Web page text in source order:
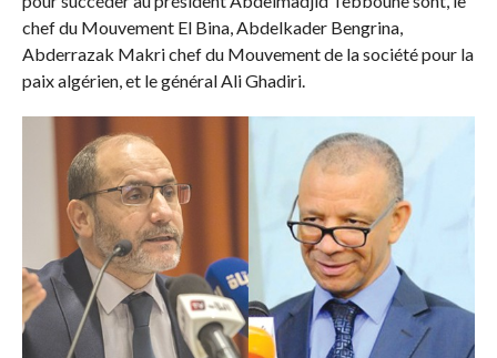
chef du Mouvement El Bina, Abdelkader Bengrina,
Abderrazak Makri chef du Mouvement de la société pour la
paix algérien, et le général Ali Ghadiri.